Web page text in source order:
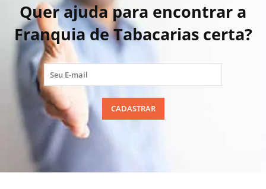
Quer ajuda para encontrar a
Franquia de Tabacarias certa?
CADASTRAR